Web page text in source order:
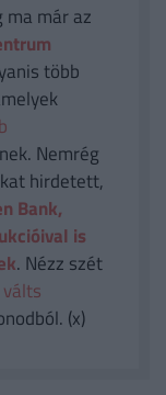
ma már az
több
Nemrég
hirdetett,
Bank,
is
. Nézz szét
válts
(x)